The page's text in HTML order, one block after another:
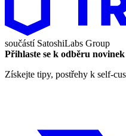
součástíSatoshiLabs Group
Přihlaste se k odběru
Získejte tipy, postřehy k self-